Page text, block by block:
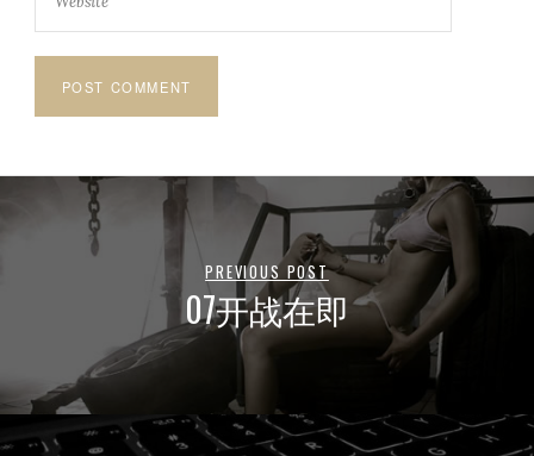
PREVIOUS POST
07开战在即